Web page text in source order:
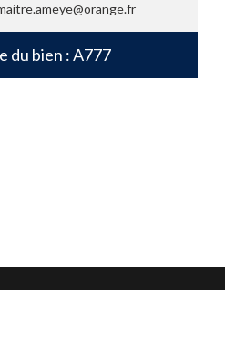
du bien : A777
légales